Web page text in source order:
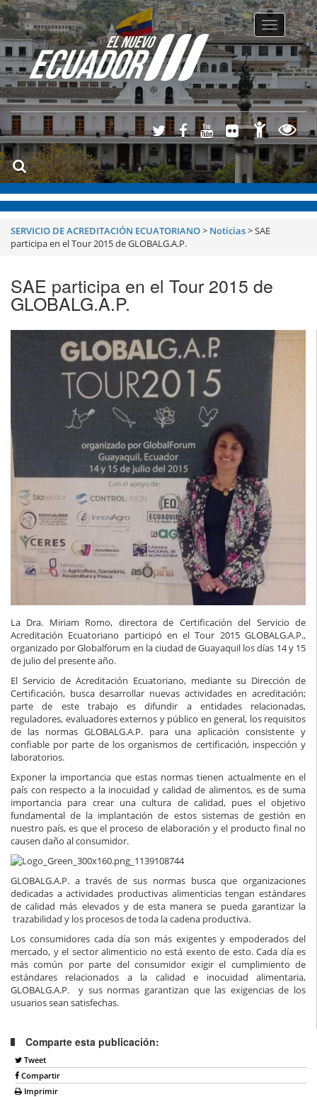
Toggle
SERVICIO DE ACREDITACIÓN ECUATORIANO> Noticias>SAE
participa en el Tour 2015 de GLOBALG.A.P.
SAE participa en el Tour 2015 de
GLOBALG.A.P.
La Dra. Miriam Romo, directora de Certificación del Servicio de
Acreditación Ecuatoriano participó en el Tour 2015 GLOBALG.A.P.,
organizado por Globalforum en la ciudad de Guayaquil los días 14 y 15
de julio del presente año.
El Servicio de Acreditación Ecuatoriano, mediante su Dirección de
Certificación, busca desarrollar nuevas actividades en acreditación;
parte de este trabajo es difundir a entidades relacionadas,
reguladores, evaluadores externos y público en general, los requisitos
de las normas GLOBALG.A.P. para una aplicación consistente y
confiable por parte de los organismos de certificación, inspección y
laboratorios.
Exponer la importancia que estas normas tienen actualmente en el
país con respecto a la inocuidad y calidad de alimentos, es de suma
importancia para crear una cultura de calidad, pues el objetivo
fundamental de la implantación de estos sistemas de gestión en
nuestro país, es que el proceso de elaboración y el producto final no
causen daño al consumidor.
GLOBALG.A.P. a través de sus normas busca que organizaciones
dedicadas a actividades productivas alimenticias tengan estándares
de calidad más elevados y de esta manera se pueda garantizar la
trazabilidad y los procesos de toda la cadena productiva.
Los consumidores cada día son más exigentes y empoderados del
mercado, y el sector alimenticio no está exento de esto. Cada día es
más común por parte del consumidor exigir el cumplimiento de
estándares relacionados a la calidad e inocuidad alimentaria,
GLOBALG.A.P. y sus normas garantizan que las exigencias de los
usuarios sean satisfechas.
Comparte esta publicación:
Tweet
Compartir
Imprimir